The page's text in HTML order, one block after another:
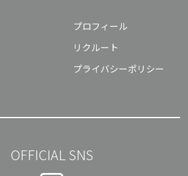
プロフィール
リクルート
プライバシーポリシー
OFFICIAL SNS